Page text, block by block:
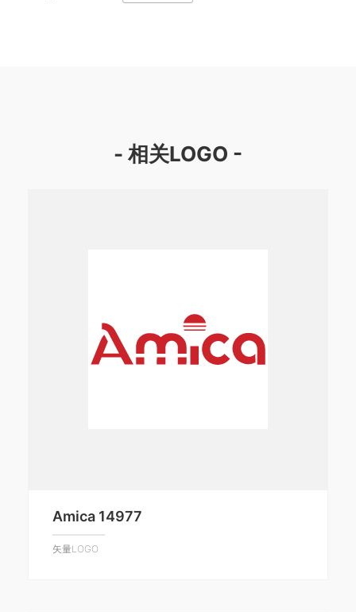
- 相关LOGO -
Amica 14977
矢量LOGO